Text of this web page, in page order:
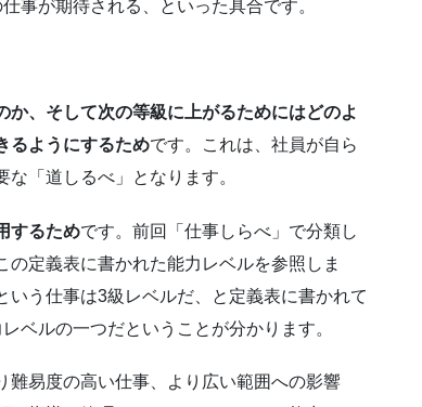
事が期待される、といった具合です。
、そして次の等級に上がるためにはどのよ
るようにするためです。これは、社員が自ら
「道しるべ」となります。
するためです。前回「仕事しらべ」で分類し
定義表に書かれた能力レベルを参照しま
う仕事は3級レベルだ、と定義表に書かれて
ベルの一つだということが分かります。
難易度の高い仕事、より広い範囲への影響